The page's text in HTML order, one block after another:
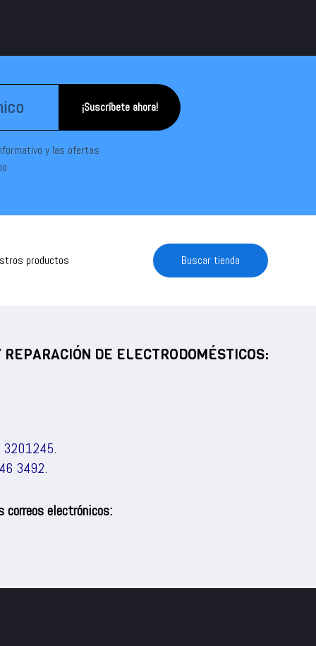
¡Suscríbete ahora!
y las ofertas
productos Buscar tienda
DE ELECTRODOMÉSTICOS:
.
3492.
correos electrónicos: